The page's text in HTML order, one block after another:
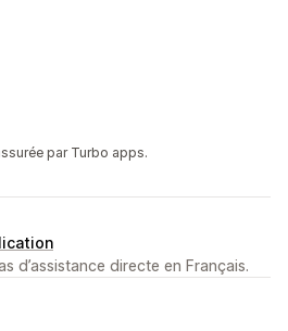
par Turbo apps.
d’assistance directe en Français.